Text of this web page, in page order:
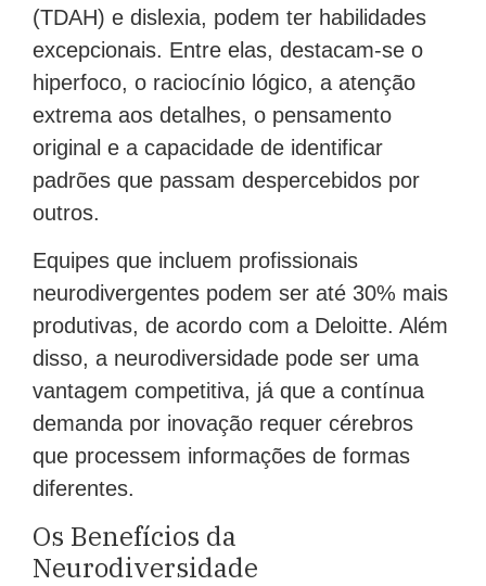
(TDAH) e dislexia, podem ter habilidades
excepcionais. Entre elas, destacam-se o
hiperfoco, o raciocínio lógico, a atenção
extrema aos detalhes, o pensamento
original e a capacidade de identificar
padrões que passam despercebidos por
outros.
Equipes que incluem profissionais
neurodivergentes podem ser até 30% mais
produtivas, de acordo com a Deloitte. Além
disso, a neurodiversidade pode ser uma
vantagem competitiva, já que a contínua
demanda por inovação requer cérebros
que processem informações de formas
diferentes.
Os Benefícios da
Neurodiversidade